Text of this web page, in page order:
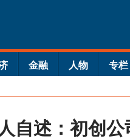
金融 人物 专栏
自述：初创